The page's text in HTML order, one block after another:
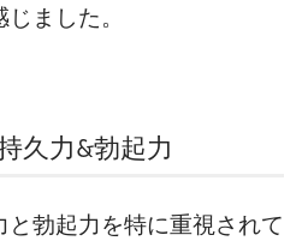
ました。
久力&勃起力
勃起力を特に重視されて